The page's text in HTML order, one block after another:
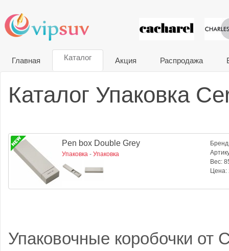
VIP
Главная Каталог Акция Распродажа
Каталог Упаковка
Pen box Double Grey
Упаковка - Упаковка
Вес:
Цена:
Упаковочные коробочки от